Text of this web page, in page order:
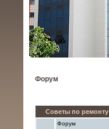
Форум
Советы по ремонту
Форум